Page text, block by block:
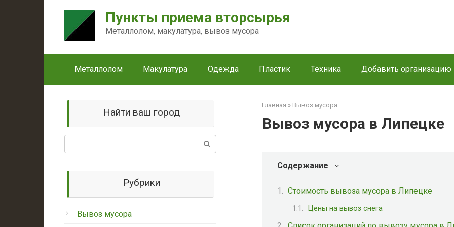
Пункты приема вторсырья
Металлолом, макулатура, вывоз мусора
Металлолом Макулатура Одежда Пластик Техника Добавить организацию
Главная » Вывоз мусора
Вывоз мусора в Липецке
Содержание
Стоимость вывоза мусора в Липецке
Цены на вывоз снега
Найти ваш город
Рубрики
Вывоз мусора